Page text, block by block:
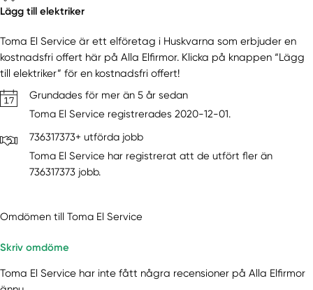
Lägg till elektriker
Toma El Service är ett elföretag i Huskvarna som erbjuder en
kostnadsfri offert här på Alla Elfirmor. Klicka på knappen “Lägg
till elektriker” för en kostnadsfri offert!
Grundades för mer än 5 år sedan
Toma El Service registrerades 2020-12-01.
736317373+ utförda jobb
Toma El Service har registrerat att de utfört fler än
736317373 jobb.
Omdömen till Toma El Service
Skriv omdöme
Toma El Service har inte fått några recensioner på Alla Elfirmor